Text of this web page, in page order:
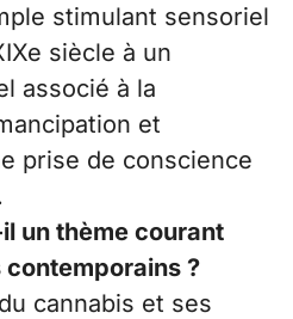
stimulant sensoriel
siècle à un
associé à la
et
prise de conscience
un thème courant
?
cannabis et ses